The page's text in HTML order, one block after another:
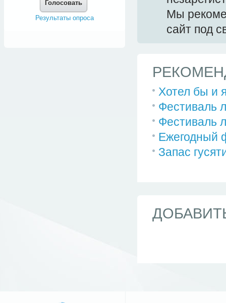
Мы
сайт под
Хотел бы и
Фестиваль
Фестиваль
Ежегодный
Запас
Голосовать
Результаты опроса